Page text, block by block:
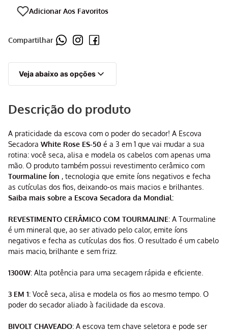
Compartilhar
Veja abaixo as opções
Descrição do produto
A praticidade da escova com o poder do secador! A Escova
Secadora White Rose ES-50 é a 3 em 1 que vai mudar a sua
rotina: você seca, alisa e modela os cabelos com apenas uma
mão. O produto também possui revestimento cerâmico com
Tourmaline Íon , tecnologia que emite íons negativos e fecha
as cutículas dos fios, deixando-os mais macios e brilhantes.
Saiba mais sobre a Escova Secadora da Mondial:
REVESTIMENTO CERÂMICO COM TOURMALINE: A Tourmaline
é um mineral que, ao ser ativado pelo calor, emite íons
negativos e fecha as cutículas dos fios. O resultado é um cabelo
mais macio, brilhante e sem frizz.
1300W: Alta potência para uma secagem rápida e eficiente.
3 EM 1: Você seca, alisa e modela os fios ao mesmo tempo. O
poder do secador aliado à facilidade da escova.
BIVOLT CHAVEADO: A escova tem chave seletora e pode ser